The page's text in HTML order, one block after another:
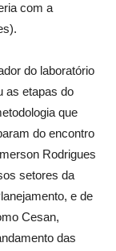
com a
do laboratório
as etapas do
que
do encontro
Rodrigues
setores da
e de
Cesan,
das